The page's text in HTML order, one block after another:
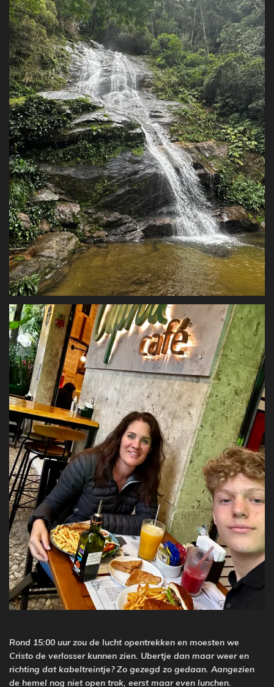
Rond 15:00 uur zou de lucht opentrekken en moesten we
Cristo de verlosser kunnen zien. Ubertje dan maar weer en
richting dat kabeltreintje? Zo gezegd zo gedaan. Aangezien
de hemel nog niet open trok, eerst maar even lunchen.